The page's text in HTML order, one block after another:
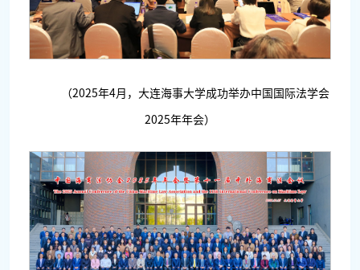
（2025年4月，大连海事大学成功举办中国国际法学会
2025年年会）